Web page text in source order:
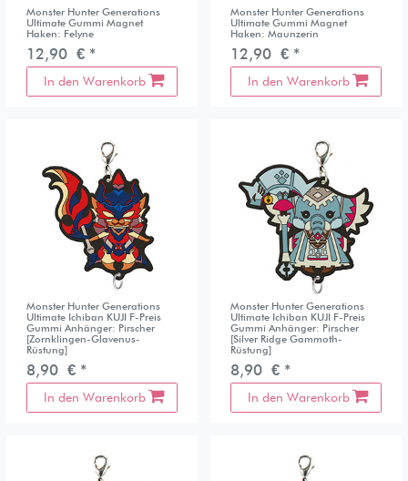
Monster Hunter Generations
Ultimate Gummi Magnet
Haken: Felyne
12,90 € *
In den Warenkorb
Monster Hunter Generations
Ultimate Gummi Magnet
Haken: Maunzerin
12,90 € *
In den Warenkorb
Monster Hunter Generations
Ultimate Ichiban KUJI F-Preis
Gummi Anhänger: Pirscher
[Zornklingen-Glavenus-
Rüstung]
8,90 € *
In den Warenkorb
Monster Hunter Generations
Ultimate Ichiban KUJI F-Preis
Gummi Anhänger: Pirscher
[Silver Ridge Gammoth-
Rüstung]
8,90 € *
In den Warenkorb